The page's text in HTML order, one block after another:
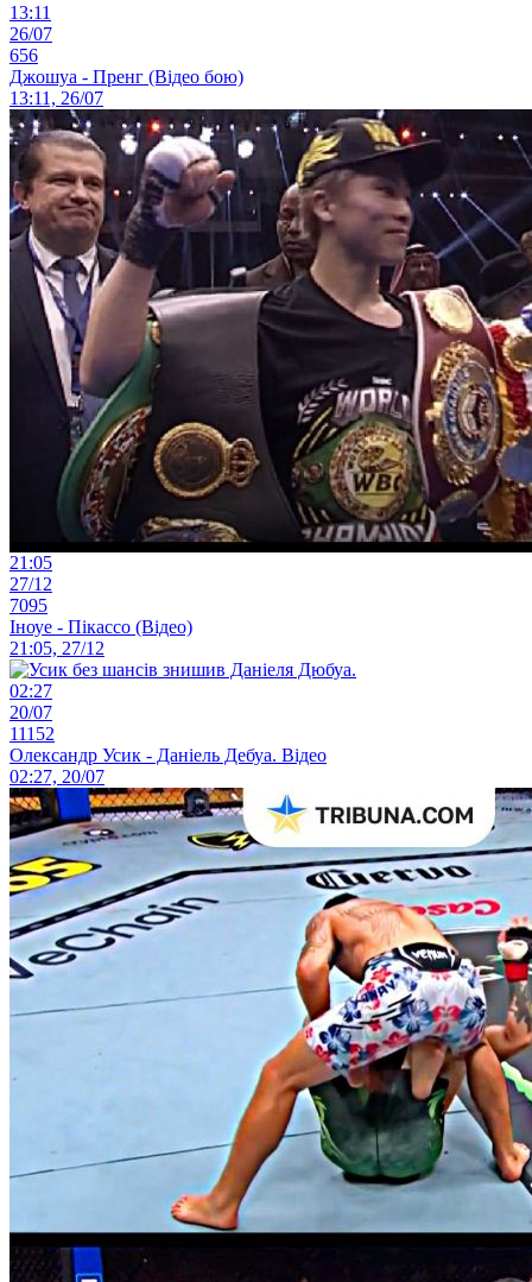
13:11
26/07
656
Джошуа - Пренг (Відео бою)
13:11, 26/07
21:05
27/12
7095
Іноуе - Пікассо (Відео)
21:05, 27/12
02:27
20/07
11152
Олександр Усик - Даніель Дебуа. Відео
02:27, 20/07